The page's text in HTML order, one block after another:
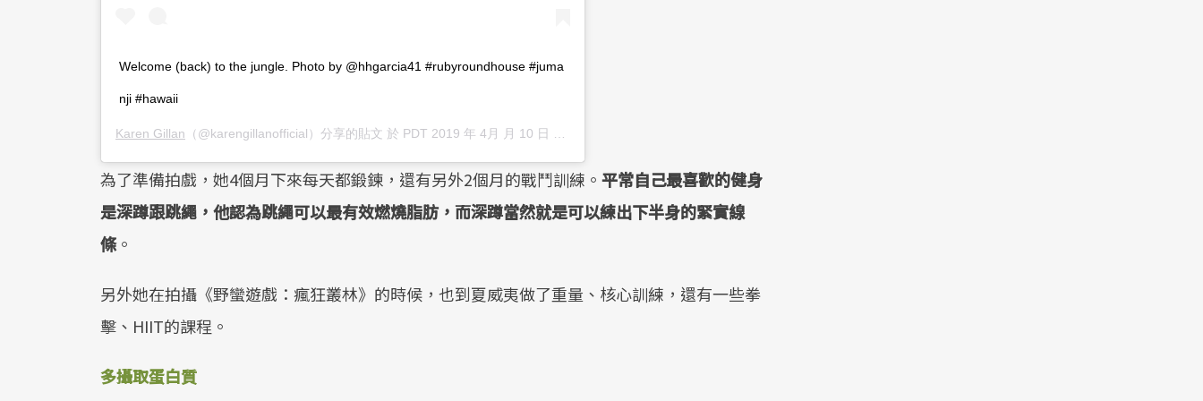
Welcome (back) to the jungle. Photo by @hhgarcia41 #rubyroundhouse #juma
nji #hawaii
Karen Gillan （@karengillanofficial）分享的貼文 於 PDT 2019 年 4月 月 10 日 下午 9:34
為了準備拍戲，她4個月下來每天都鍛鍊，還有另外2個月的戰鬥訓練。 平常自己最喜歡的健身
是深蹲跟跳繩，他認為跳繩可以最有效燃燒脂肪，而深蹲當然就是可以練出下半身的緊實線
條。
另外她在拍攝《野蠻遊戲：瘋狂叢林》的時候，也到夏威夷做了重量、核心訓練，還有一些拳
擊、HIIT的課程。
多攝取蛋白質